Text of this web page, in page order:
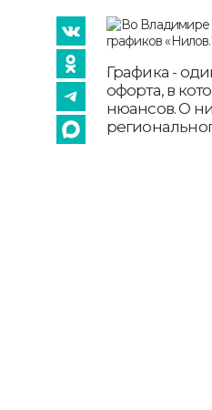
Графика -
офорта, в
нюансов. О